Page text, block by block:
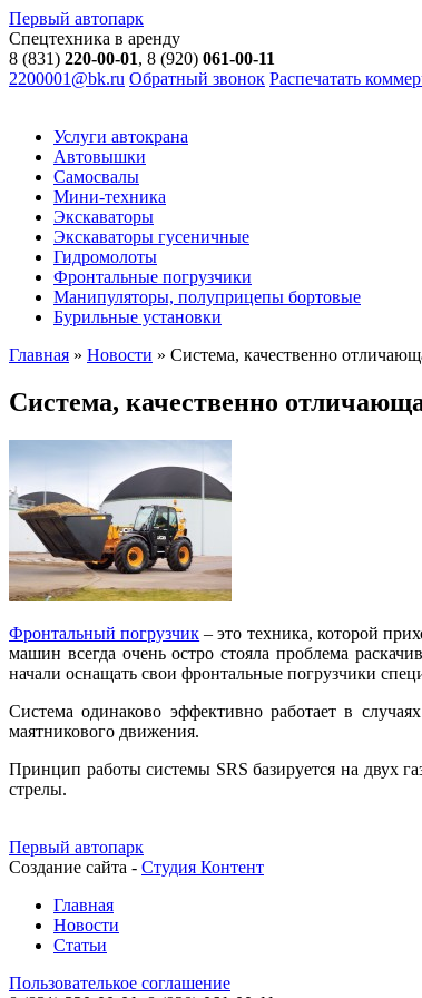
Первый автопарк
Спецтехника в аренду
8 (831) 220-00-01, 8 (920) 061-00-11
2200001@bk.ru Обратный звонок Распечатать
Услуги автокрана
Автовышки
Самосвалы
Мини-техника
Экскаваторы
Экскаваторы гусеничные
Гидромолоты
Фронтальные погрузчики
Манипуляторы, полуприцепы бортовые
Бурильные установки
Главная » Новости » Система, качественно
Система, качественно
Фронтальный погрузчик – это техника, которой
машин всегда очень остро стояла проблема
начали оснащать свои фронтальные погрузчики
Система одинаково эффективно работает в
маятникового движения.
Принцип работы системы SRS базируется на двух
стрелы.
Первый автопарк
Создание сайта - Студия Контент
Главная
Новости
Статьи
Пользователькое соглашение